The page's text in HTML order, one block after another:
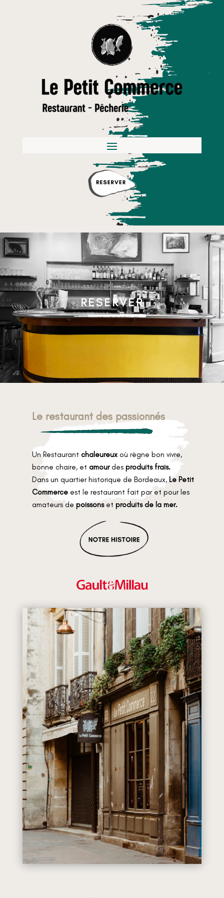
RESERVER
Le restaurant des passionnés
Un Restaurant chaleureuxoù règne bon vivre,
bonne chaire, et amourdes produits frais.
Dans un quartier historique de Bordeaux, Le Petit
Commerceest le restaurant fait par et pour les
amateurs depoissonset produits de la mer.